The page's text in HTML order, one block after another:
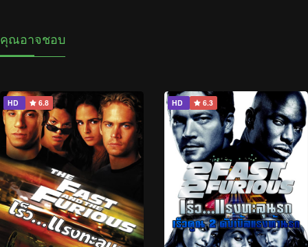
คุณอาจชอบ
HD 6.8 HD 6.3